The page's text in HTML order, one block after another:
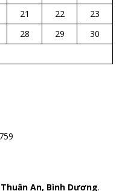
21 22
23
28 29
30
An, Bình Dương.